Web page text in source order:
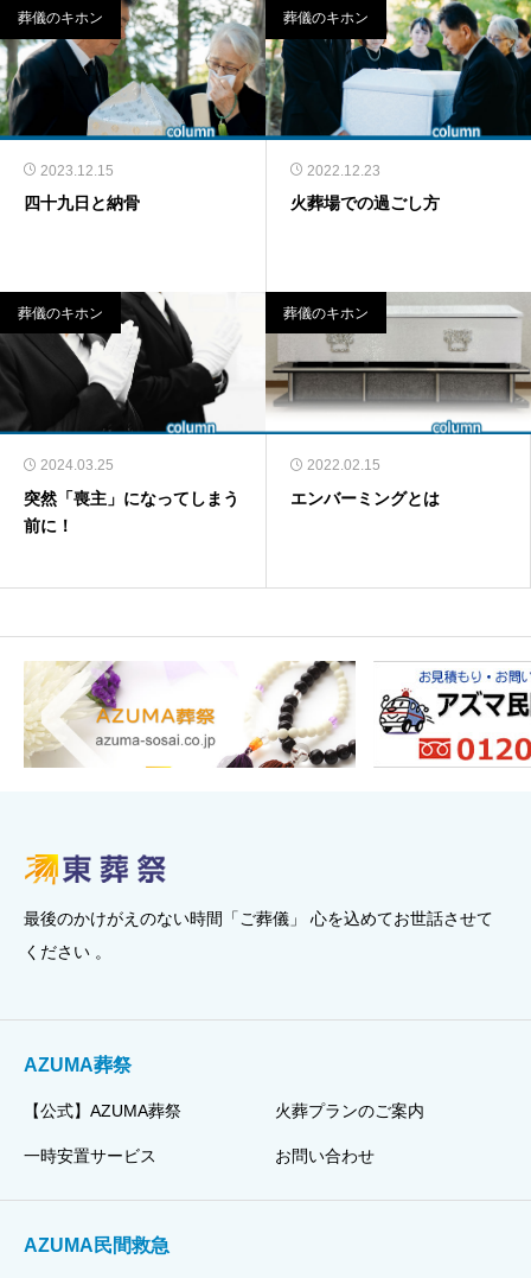
葬儀のキホン
2023.12.15
四十九日と納骨
葬儀のキホン
2022.12.23
火葬場での過ごし方
葬儀のキホン
2024.03.25
突然「喪主」になってしまう
前に！
葬儀のキホン
2022.02.15
エンバーミングとは
最後のかけがえのない時間「ご葬儀」 心を込めてお世話させて
ください 。
AZUMA葬祭
【公式】AZUMA葬祭 火葬プランのご案内
一時安置サービス お問い合わせ
AZUMA民間救急